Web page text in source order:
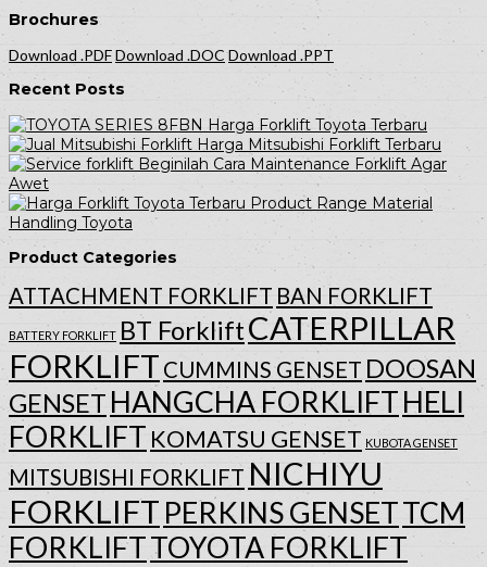
Brochures
Download .PDFDownload .DOC Download .PPT
Recent Posts
Harga Forklift Toyota Terbaru
Harga Mitsubishi Forklift Terbaru
Beginilah Cara Maintenance Forklift Agar
Awet
Product Range Material
Handling Toyota
Product Categories
ATTACHMENT FORKLIFT BAN FORKLIFT
BATTERY FORKLIFT BT ForkliftCATERPILLAR
FORKLIFT CUMMINS GENSET DOOSAN
GENSET HANGCHA FORKLIFTHELI
FORKLIFT KOMATSU GENSET KUBOTA GENSET
MITSUBISHI FORKLIFT NICHIYU
FORKLIFT PERKINS GENSETTCM
FORKLIFTTOYOTA FORKLIFT